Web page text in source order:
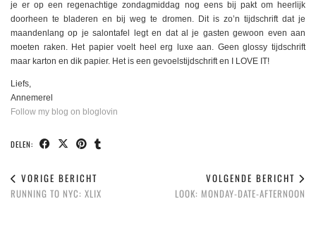
je er op een regenachtige zondagmiddag nog eens bij pakt om heerlijk
doorheen te bladeren en bij weg te dromen. Dit is zo’n tijdschrift dat je
maandenlang op je salontafel legt en dat al je gasten gewoon even aan
moeten raken. Het papier voelt heel erg luxe aan. Geen glossy tijdschrift
maar karton en dik papier. Het is een gevoelstijdschrift en I LOVE IT!
Liefs,
Annemerel
Follow my blog on bloglovin
DELEN:
VORIGE BERICHT
RUNNING TO NYC: XLIX
VOLGENDE BERICHT
LOOK: MONDAY-DATE-AFTERNOON